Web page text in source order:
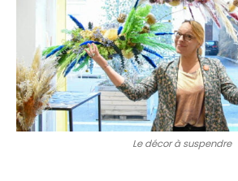
Le décor à suspendre